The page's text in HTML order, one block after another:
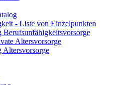
- Liste von Einzelpunkten
Berufsunfähigkeitsvorsorge
Altersvorsorge
Altersvorsorge